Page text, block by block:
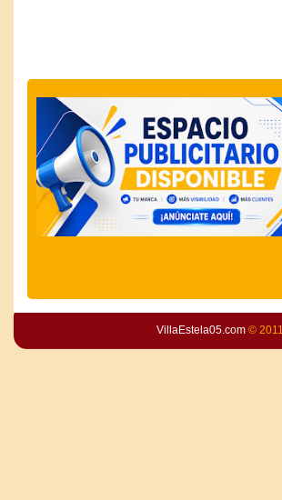
VillaEstela05.com© 2011